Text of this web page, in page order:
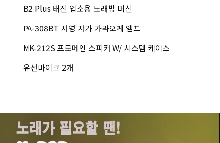
B2 Plus 태진 업소용 노래방 머신
PA-308BT 서영 쟈가 가라오케 앰프
MK-212S 프로메인 스피커 W/ 시스템 케이스
유선마이크 2개